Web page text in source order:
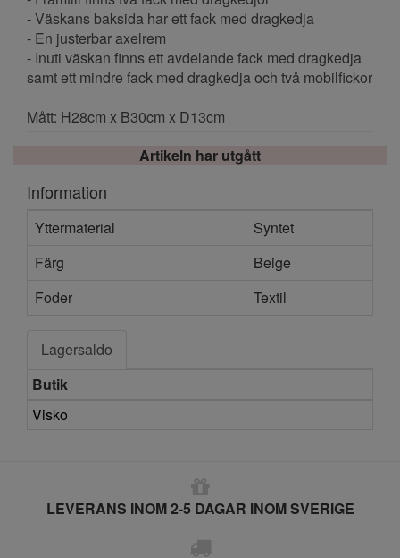
- Väskans baksida har ett fack med dragkedja
- En justerbar axelrem
- Inuti väskan finns ett avdelande fack med dragkedja
samt ett mindre fack med dragkedja och två mobilfickor
Mått: H28cm x B30cm x D13cm
Artikeln har utgått
Information
Yttermaterial
Syntet
Färg
Beige
Foder
Textil
Lagersaldo
Butik
Visko
LEVERANS INOM 2-5 DAGAR INOM SVERIGE